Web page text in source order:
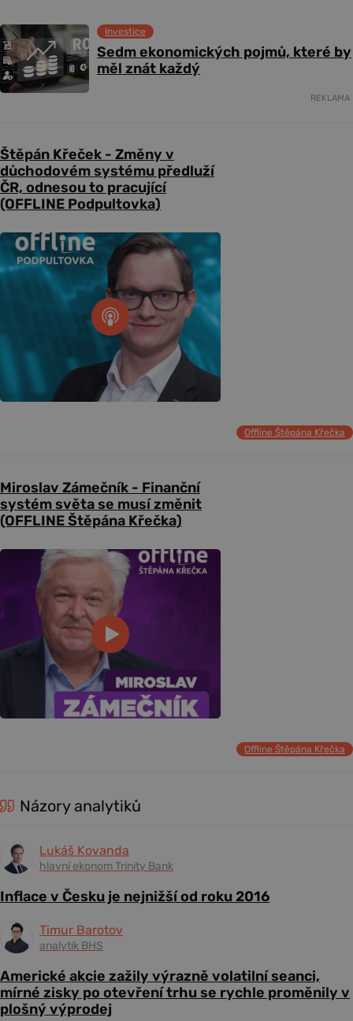
Sedm ekonomických pojmů, které by
měl znát každý
Investice
REKLAMA
Štěpán Křeček - Změny v
důchodovém systému předluží
ČR, odnesou to pracující
(OFFLINE Podpultovka)
Offline Štěpána Křečka
Miroslav Zámečník - Finanční
systém světa se musí změnit
(OFFLINE Štěpána Křečka)
Offline Štěpána Křečka
Názory analytiků
Lukáš Kovanda
hlavní ekonom Trinity Bank
Inflace v Česku je nejnižší od roku 2016
Timur Barotov
analytik BHS
Americké akcie zažily výrazně volatilní seanci,
mírné zisky po otevření trhu se rychle proměnily v
plošný výprodej